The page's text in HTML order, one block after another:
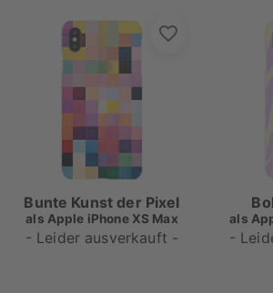
Bunte Kunst der Pixel
als Apple iPhone XS Max
- Leider ausverkauft -
als
-